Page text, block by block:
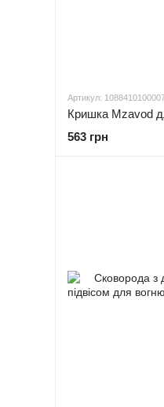
Артикул:
Кришка Mzavod
563 грн